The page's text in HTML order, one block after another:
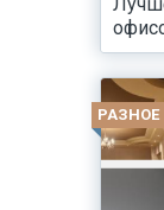
РАЗНОЕ